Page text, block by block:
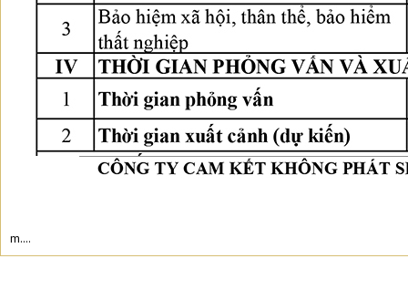
m....